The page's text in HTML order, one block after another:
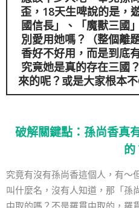
歪，18天生啤說的是，
國信長」、「魔獸三國
別愛用她嗎？（整個離
香好不好用，而是到底
究竟她是真的存在三國
來的呢？或是大家根本
破解關鍵點：孫尚香真
的
究竟有沒有孫尚香這個人，有～
叫什麼名，沒有人知道，那「孫
中取的嗎？不是羅貫中取的，羅